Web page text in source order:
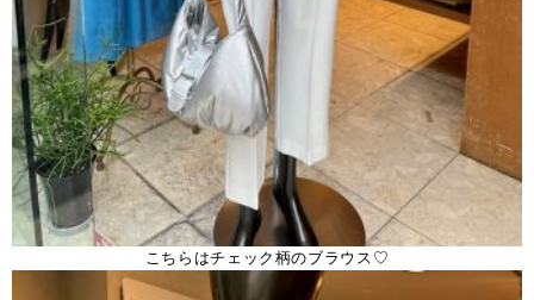
こちらはチェック柄のブラウス♡